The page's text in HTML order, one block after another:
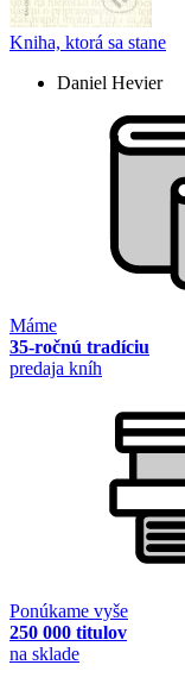
Kniha, ktorá sa stane
Daniel Hevier
Máme
35-ročnú tradíciu
predaja kníh
Ponúkame vyše
250 000 titulov
na sklade